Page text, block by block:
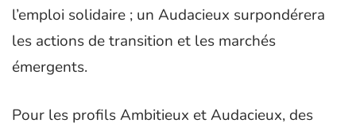
l’emploi solidaire ; un Audacieux surpondérera
les actions de transition et les marchés
émergents.
Pour les profils Ambitieux et Audacieux, des